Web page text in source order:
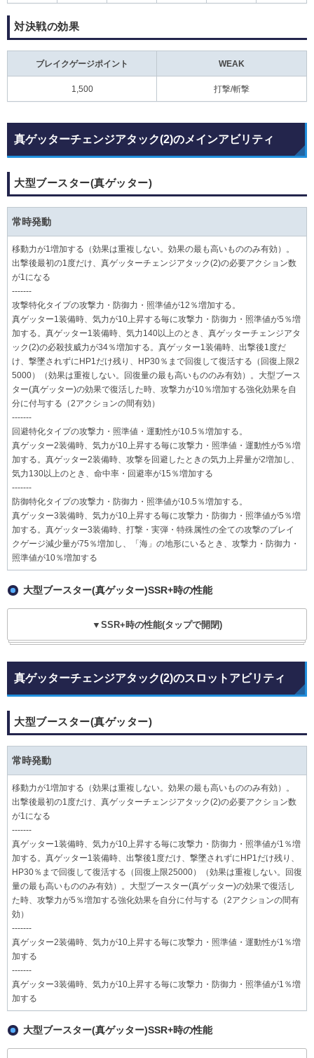
対決戦の効果
ブレイクゲージポイント WEAK
1,500 打撃/斬撃
真ゲッターチェンジアタック(2)のメインアビリティ
大型ブースター(真ゲッター)
常時発動
移動力が1増加する（効果は重複しない。効果の最も高いもののみ有効）。
出撃後最初の1度だけ、真ゲッターチェンジアタック(2)の必要アクション数
が1になる
-------
攻撃特化タイプの攻撃力・防御力・照準値が12％増加する。
真ゲッター1装備時、気力が10上昇する毎に攻撃力・防御力・照準値が5％増
加する。真ゲッター1装備時、気力140以上のとき、真ゲッターチェンジアタ
ック(2)の必殺技威力が34％増加する。真ゲッター1装備時、出撃後1度だ
け、撃墜されずにHP1だけ残り、HP30％まで回復して復活する（回復上限2
5000）（効果は重複しない。回復量の最も高いもののみ有効）。大型ブース
ター(真ゲッター)の効果で復活した時、攻撃力が10％増加する強化効果を自
分に付与する（2アクションの間有効）
-------
回避特化タイプの攻撃力・照準値・運動性が10.5％増加する。
真ゲッター2装備時、気力が10上昇する毎に攻撃力・照準値・運動性が5％増
加する。真ゲッター2装備時、攻撃を回避したときの気力上昇量が2増加し、
気力130以上のとき、命中率・回避率が15％増加する
-------
防御特化タイプの攻撃力・防御力・照準値が10.5％増加する。
真ゲッター3装備時、気力が10上昇する毎に攻撃力・防御力・照準値が5％増
加する。真ゲッター3装備時、打撃・実弾・特殊属性の全ての攻撃のブレイ
クゲージ減少量が75％増加し、「海」の地形にいるとき、攻撃力・防御力・
照準値が10％増加する
大型ブースター(真ゲッター)SSR+時の性能
▼SSR+時の性能(タップで開閉)
真ゲッターチェンジアタック(2)のスロットアビリティ
大型ブースター(真ゲッター)
常時発動
移動力が1増加する（効果は重複しない。効果の最も高いもののみ有効）。
出撃後最初の1度だけ、真ゲッターチェンジアタック(2)の必要アクション数
が1になる
-------
真ゲッター1装備時、気力が10上昇する毎に攻撃力・防御力・照準値が1％増
加する。真ゲッター1装備時、出撃後1度だけ、撃墜されずにHP1だけ残り、
HP30％まで回復して復活する（回復上限25000）（効果は重複しない。回復
量の最も高いもののみ有効）。大型ブースター(真ゲッター)の効果で復活し
た時、攻撃力が5％増加する強化効果を自分に付与する（2アクションの間有
効）
-------
真ゲッター2装備時、気力が10上昇する毎に攻撃力・照準値・運動性が1％増
加する
-------
真ゲッター3装備時、気力が10上昇する毎に攻撃力・防御力・照準値が1％増
加する
大型ブースター(真ゲッター)SSR+時の性能